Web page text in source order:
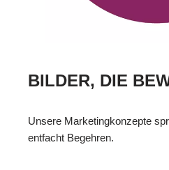
BILDER, DIE
Unsere Marketingkonzepte
entfacht Begehren.